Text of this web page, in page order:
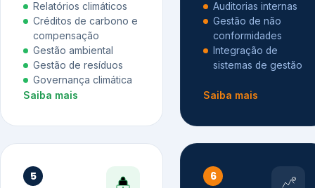
Relatórios climáticos
Créditos de carbono e
compensação
Gestão ambiental
Gestão de resíduos
Governança climática
Saiba mais
Auditorias internas
Gestão de não
conformidades
Integração de
sistemas de gestão
Saiba mais
5 6